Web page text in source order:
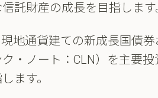
託財産の成長を目指します
地通貨建ての新成長国債
・ノート：CLN）を主要
ます。